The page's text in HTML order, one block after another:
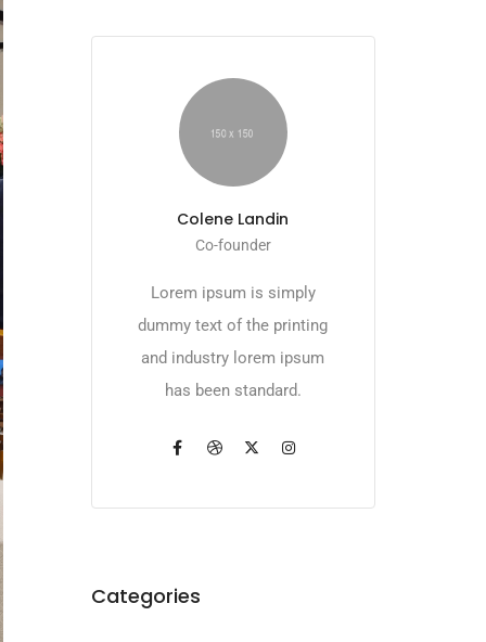
Colene Landin
Co-founder
Lorem ipsum is simply
dummy text of the printing
and industry lorem ipsum
has been standard.
Categories